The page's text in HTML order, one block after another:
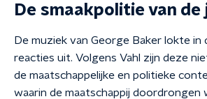
De smaakpolitie van de
De muziek van George Baker lokte in
reacties uit. Volgens Vahl zijn deze
de maatschappelijke en politieke
waarin de maatschappij doordrongen